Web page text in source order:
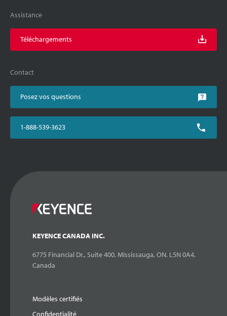
Assistance
Téléchargements
Contact
Posez vos questions
1-888-539-3623
KEYENCE CANADA INC.
6775 Financial Dr., Suite 400, Mississauga, ON. L5N 0A4,
Canada
Modèles certifiés
Confidentialité